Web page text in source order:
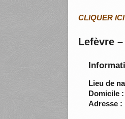
CLIQUER
Lefèvre
Lieu de
Domicile :
Adresse :